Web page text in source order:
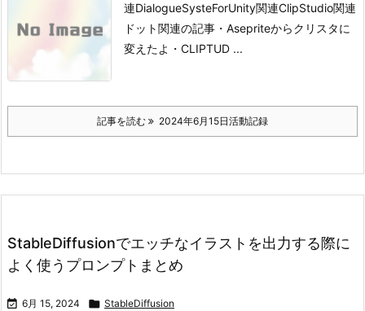
連DialogueSysteForUnity関連ClipStudio関連
ドット関連の記事 ・Asepriteからクリスタに
変えたよ ・CLIPTUD ...
記事を読む 2024年6月15日活動記録
StableDiffusionでエッチなイラストを出力する際に
よく使うプロンプトまとめ
 6月 15, 2024  StableDiffusion